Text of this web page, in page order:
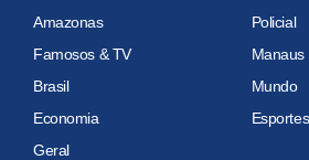
Amazonas
Policial
Famosos & TV
Manaus
Brasil
Mundo
Economia
Esportes
Geral